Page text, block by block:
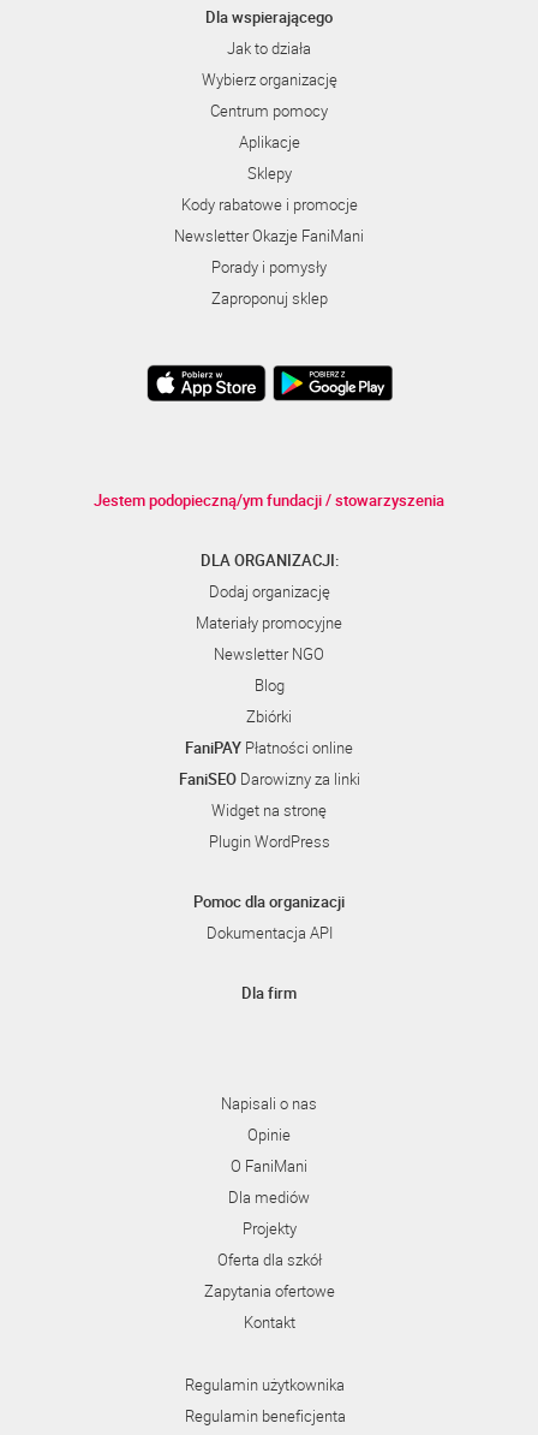
Dla wspierającego
Jak to działa
Wybierz organizację
Centrum pomocy
Aplikacje
Sklepy
Kody rabatowe i promocje
Newsletter Okazje FaniMani
Porady i pomysły
Zaproponuj sklep
Jestem podopieczną/ym fundacji / stowarzyszenia
DLA ORGANIZACJI:
Dodaj organizację
Materiały promocyjne
Newsletter NGO
Blog
Zbiórki
FaniPAY Płatności online
FaniSEODarowizny za linki
Widget na stronę
Plugin WordPress
Pomoc dla organizacji
Dokumentacja API
Dla firm
Napisali o nas
Opinie
O FaniMani
Dla mediów
Projekty
Oferta dla szkół
Zapytania ofertowe
Kontakt
Regulamin użytkownika
Regulamin beneficjenta